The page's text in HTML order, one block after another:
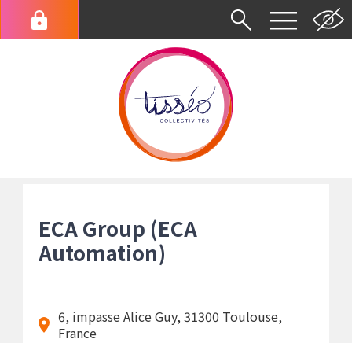
contenu
Menu
du
ECA Group (ECA
Automation)
6, impasse Alice Guy, 31300 Toulouse,
France